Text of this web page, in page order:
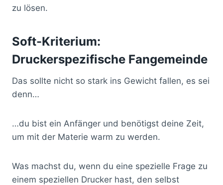
zu lösen.
Soft-Kriterium:
Druckerspezifische Fangemeinde
Das sollte nicht so stark ins Gewicht fallen, es sei
denn…
…du bist ein Anfänger und benötigst deine Zeit,
um mit der Materie warm zu werden.
Was machst du, wenn du eine spezielle Frage zu
einem speziellen Drucker hast, den selbst